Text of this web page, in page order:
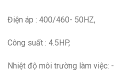
Điện áp : 400/460- 50HZ,
Công suất : 4.5HP,
Nhiệt độ môi trường làm việc: